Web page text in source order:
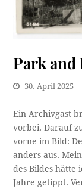
Park and
30. April 2025
Ein Archivgast
vorbei. Darauf
vorne im Bild:
anders aus.
des Bildes hätte
Jahre getippt.